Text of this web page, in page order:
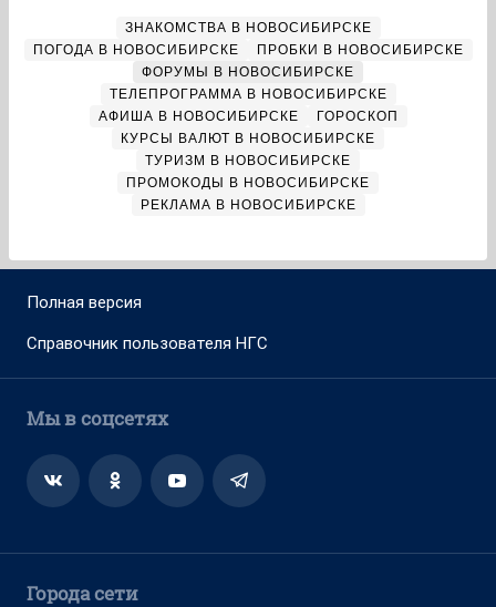
ЗНАКОМСТВА В НОВОСИБИРСКЕ
ПОГОДА В НОВОСИБИРСКЕ
ПРОБКИ В НОВОСИБИРСКЕ
ФОРУМЫ В НОВОСИБИРСКЕ
ТЕЛЕПРОГРАММА В НОВОСИБИРСКЕ
АФИША В НОВОСИБИРСКЕ
ГОРОСКОП
КУРСЫ ВАЛЮТ В НОВОСИБИРСКЕ
ТУРИЗМ В НОВОСИБИРСКЕ
ПРОМОКОДЫ В НОВОСИБИРСКЕ
РЕКЛАМА В НОВОСИБИРСКЕ
Полная версия
Справочник пользователя НГС
Мы в соцсетях
Города сети